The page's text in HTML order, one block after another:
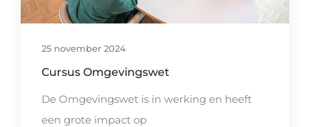
25 november 2024
Cursus Omgevingswet
De Omgevingswet is in werking en heeft
een grote impact op